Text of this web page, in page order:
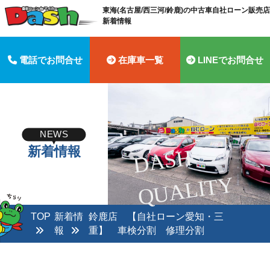
東海(名古屋/西三河/鈴鹿)の中古車自社ローン販売
新着情報
電話でお問合せ 在庫車一覧 LINEでお問合せ
D
A
S
H
Q
U
A
LI
T
Y
NEWS
新着情報
TOP 新着情
報
鈴鹿店 【自社ローン愛知・三
重】 車検分割 修理分割